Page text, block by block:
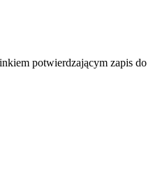
potwierdzającym zapis do